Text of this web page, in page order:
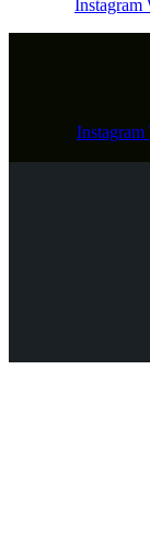
Instagram
Instagram